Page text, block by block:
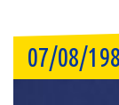
07/08/